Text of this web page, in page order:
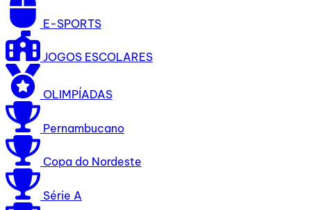
E-SPORTS
JOGOS ESCOLARES
OLIMPÍADAS
Pernambucano
Copa do Nordeste
Série A